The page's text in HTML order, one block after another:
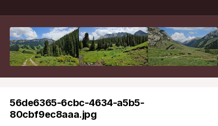
56de6365-6cbc-4634-a5b5-
80cbf9ec8aaa.jpg